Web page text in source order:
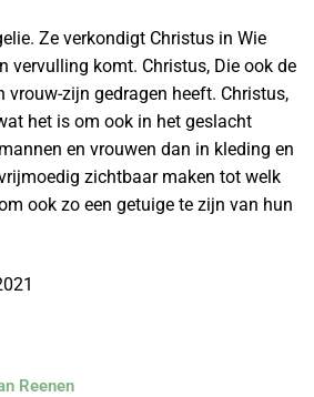
Ze verkondigt Christus in Wie
vervulling komt. Christus, Die ook de
vrouw-zijn gedragen heeft. Christus,
het is om ook in het geslacht
en vrouwen dan in kleding en
zichtbaar maken tot welk
ook zo een getuige te zijn van hun
Reenen